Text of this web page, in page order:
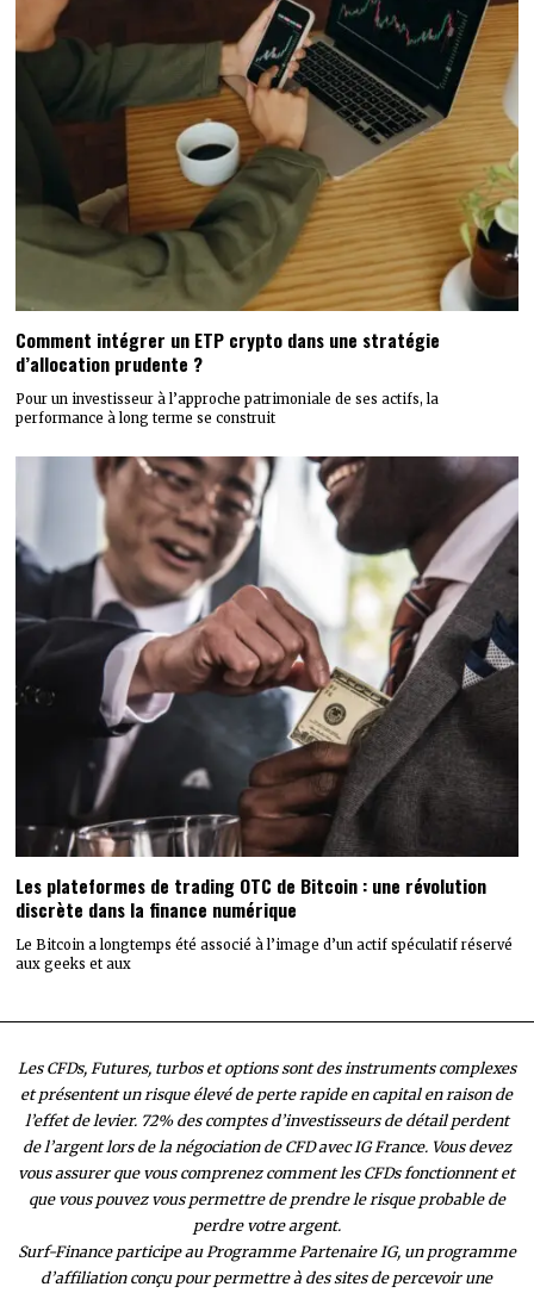
Comment intégrer un ETP crypto dans une stratégie
d’allocation prudente ?
Pour un investisseur à l’approche patrimoniale de ses actifs, la
performance à long terme se construit
Les plateformes de trading OTC de Bitcoin : une révolution
discrète dans la finance numérique
Le Bitcoin a longtemps été associé à l’image d’un actif spéculatif réservé
aux geeks et aux
Les CFDs, Futures, turbos et options sont des instruments complexes
et présentent un risque élevé de perte rapide en capital en raison de
l’effet de levier. 72% des comptes d’investisseurs de détail perdent
de l’argent lors de la négociation de CFD avec IG France. Vous devez
vous assurer que vous comprenez comment les CFDs fonctionnent et
que vous pouvez vous permettre de prendre le risque probable de
perdre votre argent.
Surf-Finance participe au Programme Partenaire IG, un programme
d’affiliation conçu pour permettre à des sites de percevoir une